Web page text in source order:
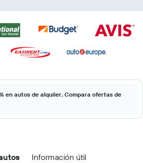
en autos de alquiler. Compara ofertas de
Información útil